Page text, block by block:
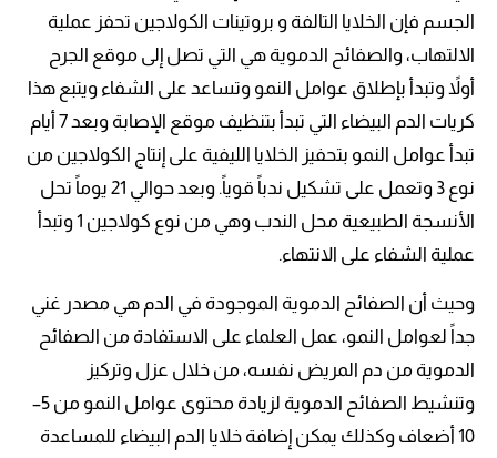
الجسم فإن الخلايا التالفة و بروتينات الكولاجين تحفز عملية
الالتهاب، والصفائح الدموية هي التي تصل إلى موقع الجرح
أولاً وتبدأ بإطلاق عوامل النمو وتساعد على الشفاء ويتبع هذا
كريات الدم البيضاء التي تبدأ بتنظيف موقع الإصابة وبعد 7 أيام
تبدأ عوامل النمو بتحفيز الخلايا الليفية على إنتاج الكولاجين من
نوع 3 وتعمل على تشكيل ندباً قوياً. وبعد حوالي 21 يوماً تحل
الأنسجة الطبيعية محل الندب وهي من نوع كولاجين 1 وتبدأ
عملية الشفاء على الانتهاء.
وحيث أن الصفائح الدموية الموجودة في الدم هي مصدر غني
جداً لعوامل النمو، عمل العلماء على الاستفادة من الصفائح
الدموية من دم المريض نفسه، من خلال عزل وتركيز
وتنشيط الصفائح الدموية لزيادة محتوى عوامل النمو من 5–
10 أضعاف وكذلك يمكن إضافة خلايا الدم البيضاء للمساعدة